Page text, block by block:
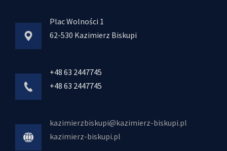
Plac Wolności 1
62-530 Kazimierz Biskupi
+48 63 2447745
+48 63 2447745
kazimierzbiskupi@kazimierz-biskupi.pl
kazimierz-biskupi.pl